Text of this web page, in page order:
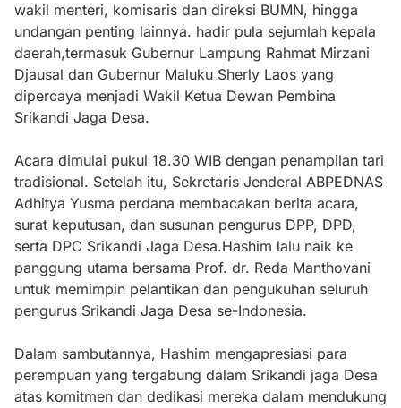
wakil menteri, komisaris dan direksi BUMN, hingga
undangan penting lainnya. hadir pula sejumlah kepala
daerah,termasuk Gubernur Lampung Rahmat Mirzani
Djausal dan Gubernur Maluku Sherly Laos yang
dipercaya menjadi Wakil Ketua Dewan Pembina
Srikandi Jaga Desa.
Acara dimulai pukul 18.30 WIB dengan penampilan tari
tradisional. Setelah itu, Sekretaris Jenderal ABPEDNAS
Adhitya Yusma perdana membacakan berita acara,
surat keputusan, dan susunan pengurus DPP, DPD,
serta DPC Srikandi Jaga Desa.Hashim lalu naik ke
panggung utama bersama Prof. dr. Reda Manthovani
untuk memimpin pelantikan dan pengukuhan seluruh
pengurus Srikandi Jaga Desa se-Indonesia.
Dalam sambutannya, Hashim mengapresiasi para
perempuan yang tergabung dalam Srikandi jaga Desa
atas komitmen dan dedikasi mereka dalam mendukung